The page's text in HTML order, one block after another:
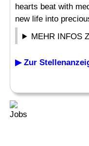
hearts beat with
new life into
MEHR INFOS
▶ Zur